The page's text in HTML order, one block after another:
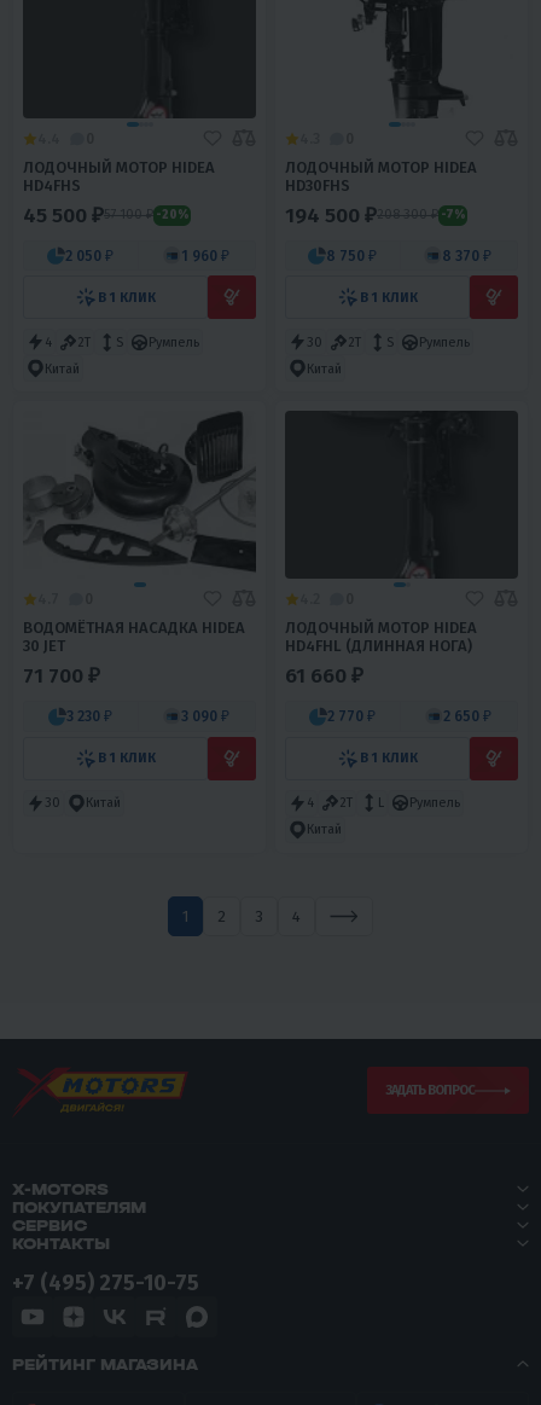
ЛОДОЧНЫЙ МОТОР HIDEA
HD4FHS
45 500 ₽57 100 ₽ -20%
2 050 ₽ 1 960 ₽
В 1 КЛИК
4 2T S
Румпель
Китай
ЛОДОЧНЫЙ МОТОР HIDEA
HD30FHS
194 500 ₽208 300 ₽ -7%
8 750 ₽ 8 370 ₽
В 1 КЛИК
30 2T S
Румпель
Китай
ВОДОМЁТНАЯ НАСАДКА HIDEA
30 JET
71 700 ₽
3 230 ₽ 3 090 ₽
В 1 КЛИК
30 Китай
ЛОДОЧНЫЙ МОТОР HIDEA
HD4FHL (ДЛИННАЯ НОГА)
61 660 ₽
2 770 ₽ 2 650 ₽
В 1 КЛИК
4 2T L
Румпель
Китай
1 2 3 4
ЗАДАТЬ ВОПРОС
X-MOTORS
ПОКУПАТЕЛЯМ
СЕРВИС
КОНТАКТЫ
+7 (495) 275-10-75
РЕЙТИНГ МАГАЗИНА